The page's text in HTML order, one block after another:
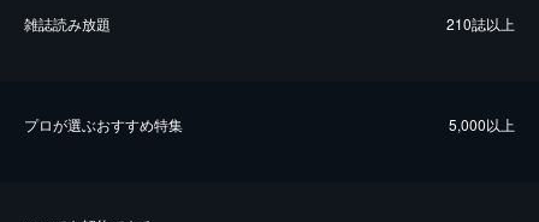
雑誌読み放題 210誌以上
プロが選ぶおすすめ特集 5,000以上